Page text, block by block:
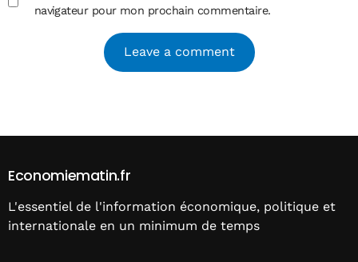
navigateur pour mon prochain commentaire.
Economiematin.fr
L'essentiel de l'information économique, politique et
internationale en un minimum de temps